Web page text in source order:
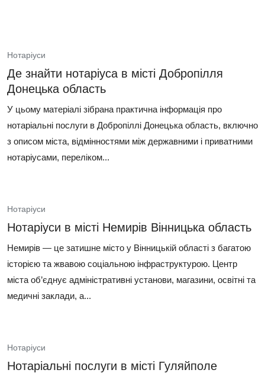
Нотаріуси
Де знайти нотаріуса в місті Добропілля
Донецька область
У цьому матеріалі зібрана практична інформація про
нотаріальні послуги в Добропіллі Донецька область, включно
з описом міста, відмінностями між державними і приватними
нотаріусами, переліком...
Нотаріуси
Нотаріуси в місті Немирів Вінницька область
Немирів — це затишне місто у Вінницькій області з багатою
історією та жвавою соціальною інфраструктурою. Центр
міста об’єднує адміністративні установи, магазини, освітні та
медичні заклади, а...
Нотаріуси
Нотаріальні послуги в місті Гуляйполе